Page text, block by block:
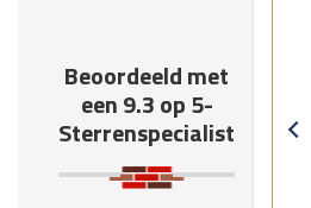
Beoordeeld met
een 9.3 op 5-
Sterrenspecialist